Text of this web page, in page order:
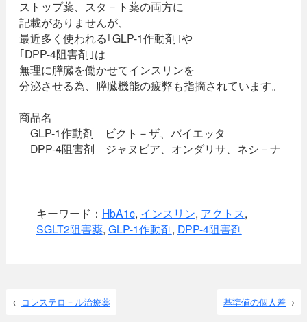
ストップ薬、スタ－ト薬の両方に
記載がありませんが、
最近多く使われる｢GLP-1作動剤｣や
｢DPP-4阻害剤｣は
無理に膵臓を働かせてインスリンを
分泌させる為、膵臓機能の疲弊も指摘されています。
商品名
GLP-1作動剤 ビクト－ザ、バイエッタ
DPP-4阻害剤 ジャヌビア、オンダリサ、ネシ－ナ
キーワード： HbA1c, インスリン, アクトス,
SGLT2阻害薬, GLP-1作動剤, DPP-4阻害剤
コレステロ－ル治療薬 基準値の個人差